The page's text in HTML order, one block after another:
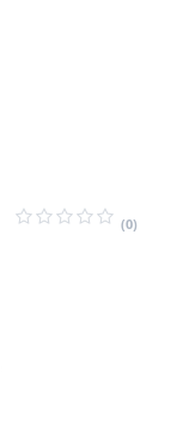
(0)